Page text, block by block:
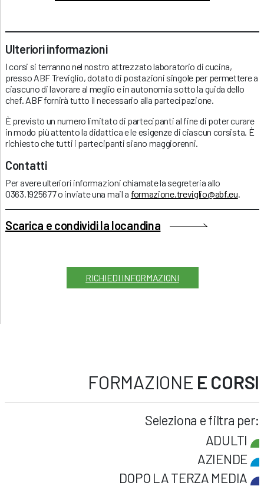
Ulteriori informazioni
I corsi si terranno nel nostro attrezzato laboratorio di cucina,
presso ABF Treviglio, dotato di postazioni singole per permettere a
ciascuno di lavorare al meglio e in autonomia sotto la guida dello
chef. ABF fornirà tutto il necessario alla partecipazione.
È previsto un numero limitato di partecipanti al fine di poter curare
in modo più attento la didattica e le esigenze di ciascun corsista. È
richiesto che tutti i partecipanti siano maggiorenni.
Contatti
Per avere ulteriori informazioni chiamate la segreteria allo
0363.1925677 o inviate una mail a formazione.treviglio@abf.eu
Scarica e condividi la locandina
RICHIEDI INFORMAZIONI
FORMAZIONE E CORSI
Seleziona e filtra per:
ADULTI
AZIENDE
DOPO LA TERZA MEDIA